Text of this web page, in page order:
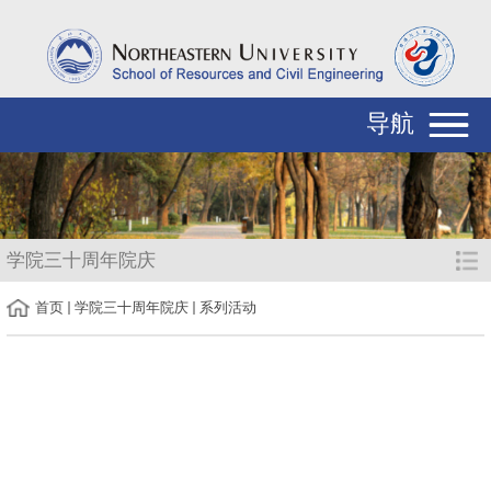
导航
学院三十周年院庆
首页 学院三十周年院庆 系列活动